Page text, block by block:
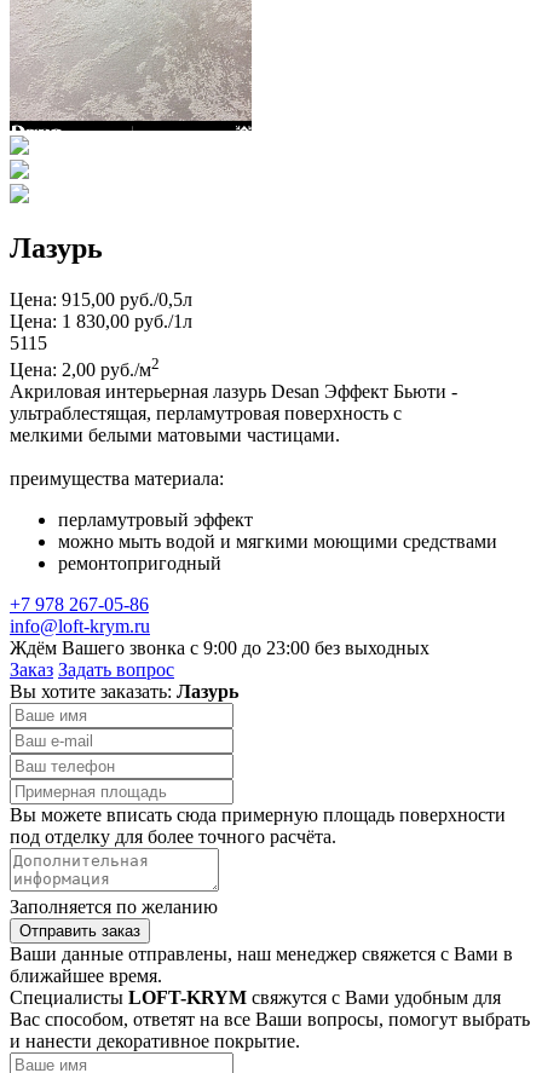
Лазурь
Цена: 915,00 руб./0,5л
Цена: 1 830,00 руб./1л
5115
Цена: 2,00 руб./м2
Акриловая интерьерная лазурь Desan Эффект Бьюти -
ультраблестящая, перламутровая поверхность с
мелкими белыми матовыми частицами.
преимущества материала:
перламутровый эффект
можно мыть водой и мягкими моющими средствами
ремонтопригодный
+7 978 267-05-86
info@loft-krym.ru
Ждём Вашего звонка с 9:00 до 23:00 без выходных
Заказ Задать вопрос
Вы хотите заказать: Лазурь
Вы можете вписать сюда примерную площадь поверхности
под отделку для более точного расчёта.
Заполняется по желанию
Отправить заказ
Ваши данные отправлены, наш менеджер свяжется с Вами в
ближайшее время.
Специалисты LOFT-KRYM свяжутся с Вами удобным для
Вас способом, ответят на все Ваши вопросы, помогут выбрать
и нанести декоративное покрытие.